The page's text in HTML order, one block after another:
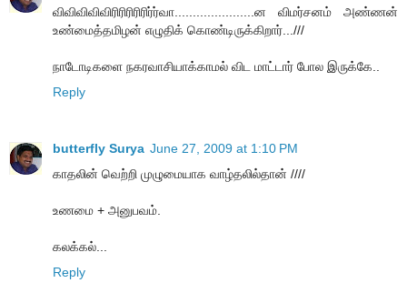
விவிவிவிவிரிரிரிரிரிர்ர்வா......................ன விமர்சனம் அண்ணன்
உண்மைத்தமிழன் எழுதிக் கொண்டிருக்கிறார்...///
நாடோடிகளை நகரவாசியாக்காமல் விட மாட்டார் போல இருக்கே..
Reply
butterfly Surya June 27, 2009 at 1:10 PM
காதலின் வெற்றி முழுமையாக வாழ்தலில்தான் ////
உணமை + அனுபவம்.
கலக்கல்...
Reply